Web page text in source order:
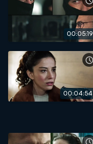
00:05:19
00:04:54